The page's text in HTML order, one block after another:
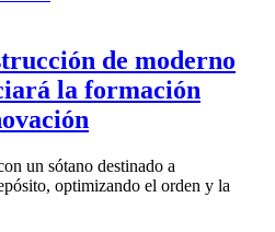
de moderno
la formación
un sótano destinado a
optimizando el orden y la